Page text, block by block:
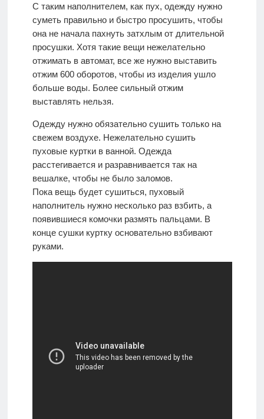
С таким наполнителем, как пух, одежду нужно
суметь правильно и быстро просушить, чтобы
она не начала пахнуть затхлым от длительной
просушки. Хотя такие вещи нежелательно
отжимать в автомат, все же нужно выставить
отжим 600 оборотов, чтобы из изделия ушло
больше воды. Более сильный отжим
выставлять нельзя.
Одежду нужно обязательно сушить только на
свежем воздухе. Нежелательно сушить
пуховые куртки в ванной. Одежда
расстегивается и разравнивается так на
вешалке, чтобы не было заломов.
Пока вещь будет сушиться, пуховый
наполнитель нужно несколько раз взбить, а
появившиеся комочки размять пальцами. В
конце сушки куртку основательно взбивают
руками.